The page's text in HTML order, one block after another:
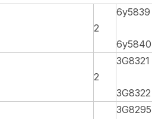
2
6y5839
6y5840
2
3G8321
3G8322
3G8295